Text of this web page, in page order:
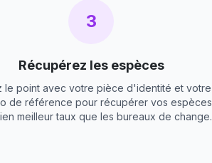
3
Récupérez les espèces
le point avec votre pièce d'identité et votre
de référence pour récupérer vos espèces
meilleur taux que les bureaux de change.